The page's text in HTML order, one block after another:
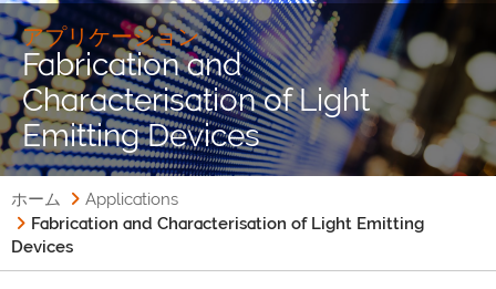
ニュース
イベント
お問い合わせ
アプリケーション
Fabrication and
Characterisation of Light
Emitting Devices
ホーム
Applications
Fabrication and Characterisation of Light Emitting
Devices